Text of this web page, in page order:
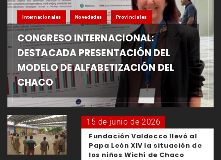
Internacionales Novedades Provinciales
CONGRESO INTERNACIONAL:
DESTACADA PRESENTACIÓN DEL
MODELO DE ALFABETIZACIÓN DEL
CHACO
15 de junio de 2026
Fundación Valdocco llevó al
Papa León XIV la situación de
los niños Wichí de Chaco